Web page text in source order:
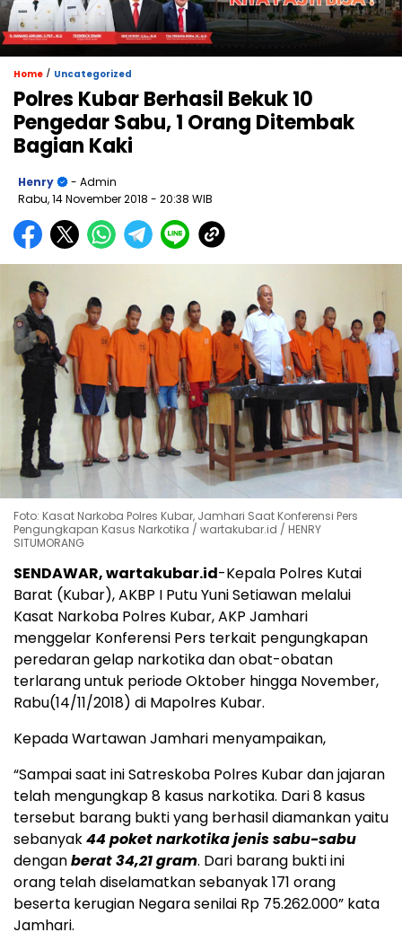
Home / Uncategorized
Polres Kubar Berhasil Bekuk 10
Pengedar Sabu, 1 Orang Ditembak
Bagian Kaki
Henry
- Admin
Rabu, 14 November 2018 - 20:38 WIB
Foto: Kasat Narkoba Polres Kubar, Jamhari Saat Konferensi Pers
Pengungkapan Kasus Narkotika / wartakubar.id / HENRY
SITUMORANG
SENDAWAR, wartakubar.id-Kepala Polres Kutai
Barat (Kubar), AKBP I Putu Yuni Setiawan melalui
Kasat Narkoba Polres Kubar, AKP Jamhari
menggelar Konferensi Pers terkait pengungkapan
peredaran gelap narkotika dan obat-obatan
terlarang untuk periode Oktober hingga November,
Rabu(14/11/2018) di Mapolres Kubar.
Kepada Wartawan Jamhari menyampaikan,
“Sampai saat ini Satreskoba Polres Kubar dan jajaran
telah mengungkap 8 kasus narkotika. Dari 8 kasus
tersebut barang bukti yang berhasil diamankan yaitu
sebanyak44 poket narkotika jenis sabu-sabu
denganberat 34,21 gram. Dari barang bukti ini
orang telah diselamatkan sebanyak 171 orang
beserta kerugian Negara senilai Rp 75.262.000” kata
Jamhari.